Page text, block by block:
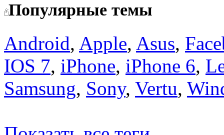
Популярные темы
Android, Apple, Asus,
IOS 7, iPhone, iPhone 6,
Samsung, Sony, Vertu,